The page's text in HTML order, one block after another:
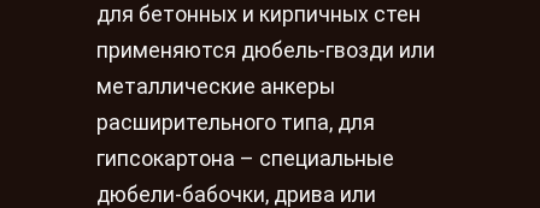
для бетонных и кирпичных стен
применяются дюбель-гвозди или
металлические анкеры
расширительного типа, для
гипсокартона – специальные
дюбели-бабочки, дрива или